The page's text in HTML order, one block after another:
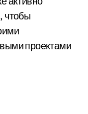
чтобы
проектами